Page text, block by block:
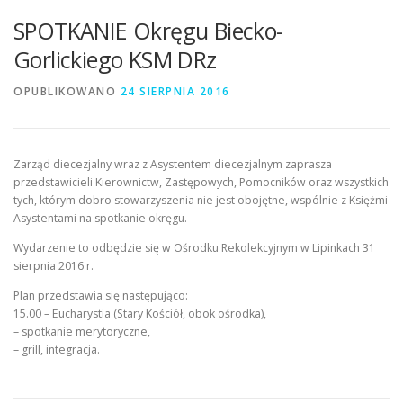
SPOTKANIE Okręgu Biecko-
Gorlickiego KSM DRz
OPUBLIKOWANO 24 SIERPNIA 2016
Zarząd diecezjalny wraz z Asystentem diecezjalnym zaprasza
przedstawicieli Kierownictw, Zastępowych, Pomocników oraz wszystkich
tych, którym dobro stowarzyszenia nie jest obojętne, wspólnie z Księżmi
Asystentami na spotkanie okręgu.
Wydarzenie to odbędzie się w Ośrodku Rekolekcyjnym w Lipinkach 31
sierpnia 2016 r.
Plan przedstawia się następująco:
15.00 – Eucharystia (Stary Kościół, obok ośrodka),
– spotkanie merytoryczne,
– grill, integracja.